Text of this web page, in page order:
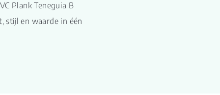
Plank Teneguia B
stijl en waarde in één